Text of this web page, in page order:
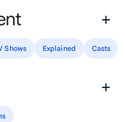
Shows Explained Casts